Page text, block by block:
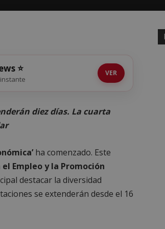
⭐ VER
diez días. La cuarta
ha comenzado. Este
Empleo y la Promoción
destacar la diversidad
se extenderán desde el 16